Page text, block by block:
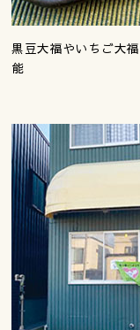
黒豆大福やいちご大
能